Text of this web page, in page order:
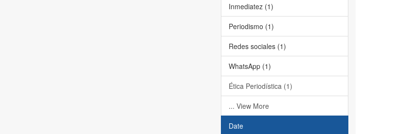
Inmediatez (1)
Periodismo (1)
Redes sociales (1)
WhatsApp (1)
Ética Periodística (1)
... View More
Date